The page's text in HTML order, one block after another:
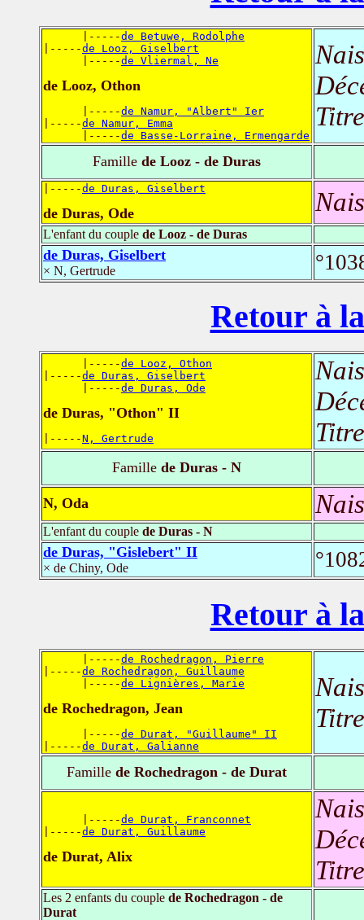
      |-----
de Betuwe, Rodolphe
|-----de Looz, Giselbert
      |-----
de Vliermal, Ne
de Looz, Othon
      |-----
de Namur, "Albert" Ier
|-----de Namur, Emma
      |-----
de Basse-Lorraine, Ermengarde
Famille de Looz - de Duras
|-----de Duras, Giselbert
de Duras, Ode
L'enfant du couple de Looz - de Duras
de Duras, Giselbert
× N, Gertrude
Retour à
      |-----
de Looz, Othon
|-----de Duras, Giselbert
      |-----
de Duras, Ode
de Duras, "Othon" II
|-----N, Gertrude
Famille de Duras - N
N, Oda
L'enfant du couple de Duras - N
de Duras, "Gislebert" II
× de Chiny, Ode
Retour à
      |-----
de Rochedragon, Pierre
|-----de Rochedragon, Guillaume
      |-----
de Lignières, Marie
de Rochedragon, Jean
      |-----
de Durat, "Guillaume" II
|-----de Durat, Galianne
Famille de Rochedragon - de Durat
      |-----
de Durat, Franconnet
|-----de Durat, Guillaume
de Durat, Alix
Les 2 enfants du couple de Rochedragon - de
Durat